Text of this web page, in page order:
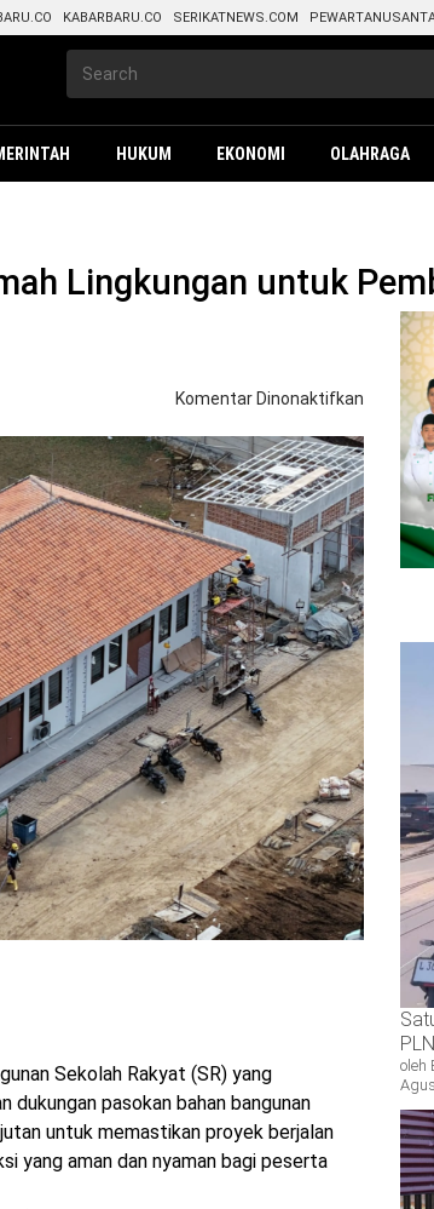
KABARBARU.CO SERIKATNEWS.COM
HUKUM EKONOMI OLAHRAGA
Lingkungan untuk
Komentar Dinonaktifkan pada
Pasok
Material
Ramah
untuk
SR
Sekolah Rakyat (SR) yang
dukungan pasokan bahan bangunan
untuk memastikan proyek berjalan
yang aman dan nyaman bagi peserta
oleh